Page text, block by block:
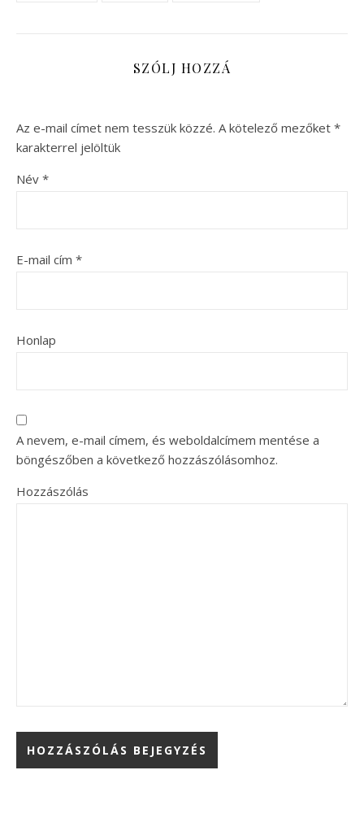
SZÓLJ HOZZÁ
Az e-mail címet nem tesszük közzé. A kötelező mezőket *
karakterrel jelöltük
Név *
E-mail cím *
Honlap
A nevem, e-mail címem, és weboldalcímem mentése a
böngészőben a következő hozzászólásomhoz.
Hozzászólás